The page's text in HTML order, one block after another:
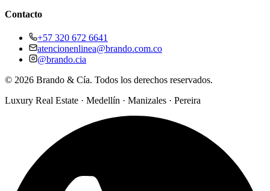
Contacto
+57 320 672 6641
atencionenlinea@brando.com.co
@brando.cia
© 2026 Brando & Cía. Todos los derechos reservados.
Luxury Real Estate · Medellín · Manizales · Pereira